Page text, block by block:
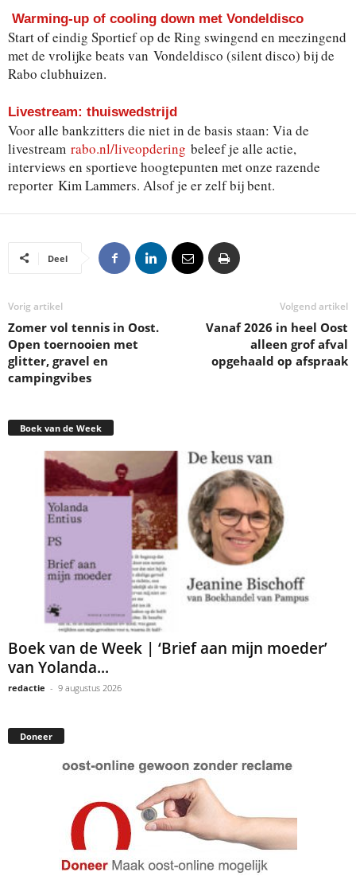
Warming-up of cooling down met Vondeldisco
Start of eindig Sportief op de Ring swingend en meezingend
met de vrolijke beats van Vondeldisco (silent disco) bij de
Rabo clubhuizen.
Livestream: thuiswedstrijd
Voor alle bankzitters die niet in de basis staan: Via de
livestream rabo.nl/liveopdering beleef je alle actie,
interviews en sportieve hoogtepunten met onze razende
reporter Kim Lammers. Alsof je er zelf bij bent.
Deel
Vorig artikel
Zomer vol tennis in Oost.
Open toernooien met
glitter, gravel en
campingvibes
Volgend artikel
Vanaf 2026 in heel Oost
alleen grof afval
opgehaald op afspraak
Boek van de Week
Boek van de Week | ‘Brief aan mijn moeder’
van Yolanda...
redactie - 9 augustus 2026
Doneer